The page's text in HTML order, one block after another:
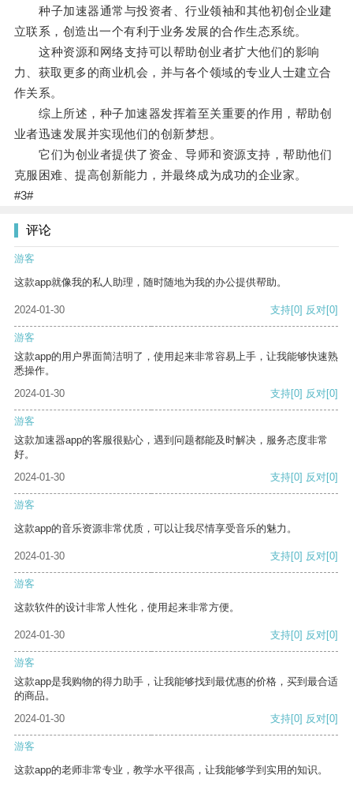
种子加速器通常与投资者、行业领袖和其他初创企业建
立联系，创造出一个有利于业务发展的合作生态系统。
这种资源和网络支持可以帮助创业者扩大他们的影响
力、获取更多的商业机会，并与各个领域的专业人士建立合
作关系。
综上所述，种子加速器发挥着至关重要的作用，帮助创
业者迅速发展并实现他们的创新梦想。
它们为创业者提供了资金、导师和资源支持，帮助他们
克服困难、提高创新能力，并最终成为成功的企业家。
#3#
评论
游客
这款app就像我的私人助理，随时随地为我的办公提供帮助。
2024-01-30 支持[0] 反对[0]
游客
这款app的用户界面简洁明了，使用起来非常容易上手，让我能够快速熟
悉操作。
2024-01-30
支持[0] 反对[0]
游客
这款加速器app的客服很贴心，遇到问题都能及时解决，服务态度非常
好。
2024-01-30
支持[0] 反对[0]
游客
这款app的音乐资源非常优质，可以让我尽情享受音乐的魅力。
2024-01-30 支持[0] 反对[0]
游客
这款软件的设计非常人性化，使用起来非常方便。
2024-01-30 支持[0] 反对[0]
游客
这款app是我购物的得力助手，让我能够找到最优惠的价格，买到最合适
的商品。
2024-01-30
支持[0] 反对[0]
游客
这款app的老师非常专业，教学水平很高，让我能够学到实用的知识。